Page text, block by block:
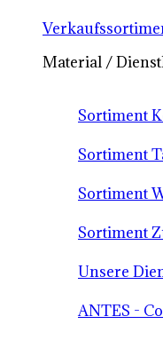
Material /
Sortiment
Sortiment
Sortiment
Sortiment
Unsere
ANTES -